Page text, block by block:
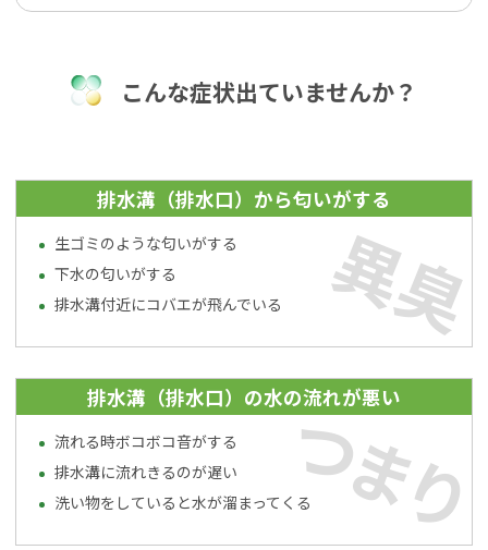
こんな症状出ていませんか？
排水溝（排水口）から匂いがする
生ゴミのような匂いがする
下水の匂いがする
排水溝付近にコバエが飛んでいる
異臭
排水溝（排水口）の水の流れが悪い
流れる時ボコボコ音がする
排水溝に流れきるのが遅い
洗い物をしていると水が溜まってくるつまり